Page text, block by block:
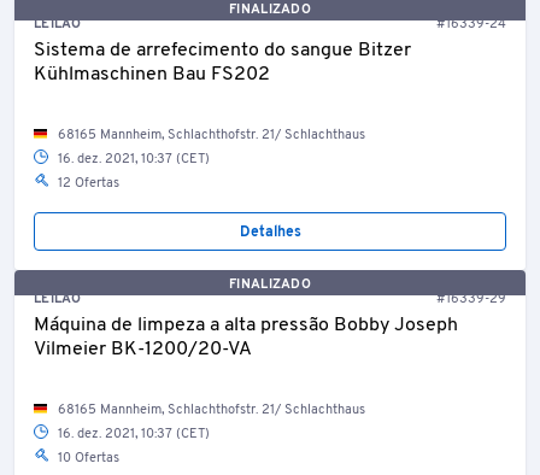
FINALIZADO
LEILÃO
#16339-24
Sistema de arrefecimento do sangue Bitzer
Kühlmaschinen Bau FS202
68165 Mannheim, Schlachthofstr. 21/ Schlachthaus
16. dez. 2021, 10:37 (CET)
12 Ofertas
Detalhes
FINALIZADO
LEILÃO
#16339-29
Máquina de limpeza a alta pressão Bobby Joseph
Vilmeier BK-1200/20-VA
68165 Mannheim, Schlachthofstr. 21/ Schlachthaus
16. dez. 2021, 10:37 (CET)
10 Ofertas